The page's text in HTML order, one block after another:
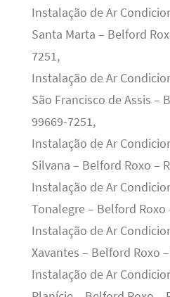
Instalação de Ar
Santa Marta – Belford
7251,
Instalação de Ar
São Francisco de Assis –
99669-7251,
Instalação de Ar
Silvana – Belford Roxo –
Instalação de Ar
Tonalegre – Belford Roxo
Instalação de Ar
Xavantes – Belford Roxo
Instalação de Ar